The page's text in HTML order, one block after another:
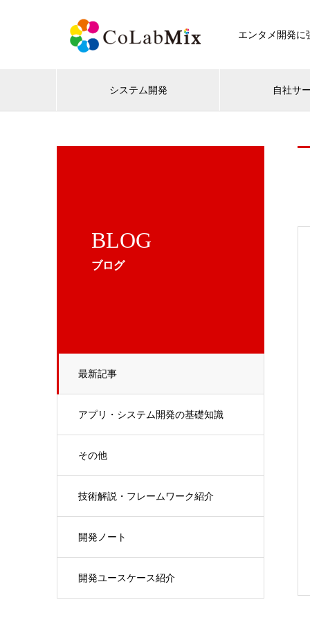
エンタメ開発
システム開発 自社サ
BLOG
ブログ
最新記事
アプリ・システム開発の基礎知識
その他
技術解説・フレームワーク紹介
開発ノート
開発ユースケース紹介